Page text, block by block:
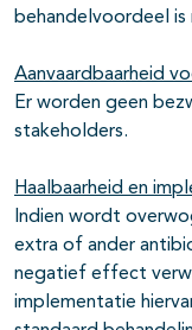
behandelvoordeel
Aanvaardbaarheid
Er worden geen
stakeholders.
Haalbaarheid en
Indien wordt
extra of ander
negatief effect
implementatie